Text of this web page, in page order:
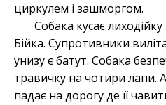
циркулем і зашморгом.
Собака кусає лиходійку
Бійка. Супротивники
унизу є батут. Собака
травичку на чотири лапи.
падає на дорогу де її